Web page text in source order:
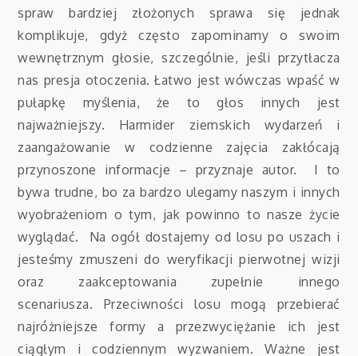
spraw bardziej złożonych sprawa się jednak
komplikuje, gdyż często zapominamy o swoim
wewnętrznym głosie, szczególnie, jeśli przytłacza
nas presja otoczenia. Łatwo jest wówczas wpaść w
pułapkę myślenia, że to głos innych jest
najważniejszy. Harmider ziemskich wydarzeń i
zaangażowanie w codzienne zajęcia zakłócają
przynoszone informacje – przyznaje autor. I to
bywa trudne, bo za bardzo ulegamy naszym i innych
wyobrażeniom o tym, jak powinno to nasze życie
wyglądać. Na ogół dostajemy od losu po uszach i
jesteśmy zmuszeni do weryfikacji pierwotnej wizji
oraz zaakceptowania zupełnie innego
scenariusza. Przeciwności losu mogą przebierać
najróżniejsze formy a przezwyciężanie ich jest
ciągłym i codziennym wyzwaniem. Ważne jest